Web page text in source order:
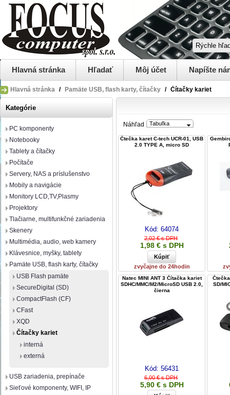
Hlavná stránka Hľadať Môj účet Napíšte
Hlavná stránka / Pamäte USB, flash karty, čítačky / Čítačky kariet
Kategórie
PC komponenty
Notebooky
Tablety a čítačky
Počítače
Servery, NAS a príslušenstvo
Mobily a navigácie
Monitory LCD,TV,Plasmy
Projektory
Tlačiarne, multifunkčné zariadenia
Skenery
Multimédia, audio, web kamery
Klávesnice, myšky, tablety
Pamäte USB, flash karty, čítačky
USB Flash pamäte
SecureDigital (SD)
CompactFlash (CF)
CFast
XQD
Čítačky kariet
interná
externá
USB zariadenia, prepínače
Sieťové komponenty, WIFI, IP
Náhľad Tabuľka
Čtečka karet C-tech UCR-01, USB
2.0 TYPE A, micro SD
Kód: 64074
2,02 € s DPH
1,98 € s DPH
zvyčajne do 24hodin
Natec MINI ANT 3 Čítačka kariet
SDHC/MMC/M2/MicroSD USB 2.0,
čierna
Kód: 56431
6,00 € s DPH
5,90 € s DPH
SD/